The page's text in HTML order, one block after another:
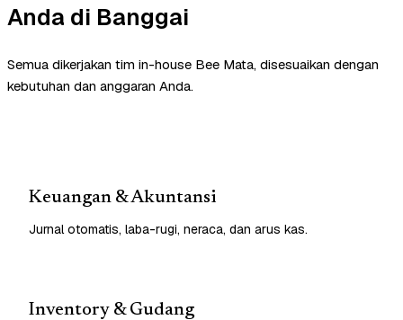
Anda di Banggai
Semua dikerjakan tim in-house Bee Mata, disesuaikan dengan
kebutuhan dan anggaran Anda.
Keuangan & Akuntansi
Jurnal otomatis, laba-rugi, neraca, dan arus kas.
Inventory & Gudang